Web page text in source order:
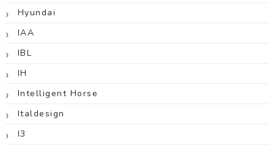
Hyundai
IAA
IBL
IH
Intelligent Horse
Italdesign
I3